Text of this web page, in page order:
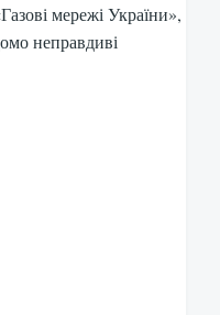
мережі України»,
неправдиві